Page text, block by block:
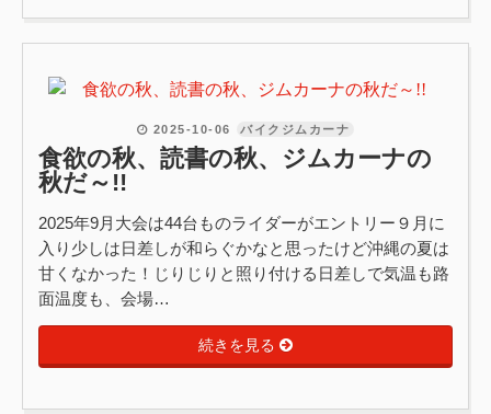
2025-10-06 バイクジムカーナ
食欲の秋、読書の秋、ジムカーナの
秋だ～!!
2025年9月大会は44台ものライダーがエントリー９月に
入り少しは日差しが和らぐかなと思ったけど沖縄の夏は
甘くなかった！じりじりと照り付ける日差しで気温も路
面温度も、会場…
続きを見る